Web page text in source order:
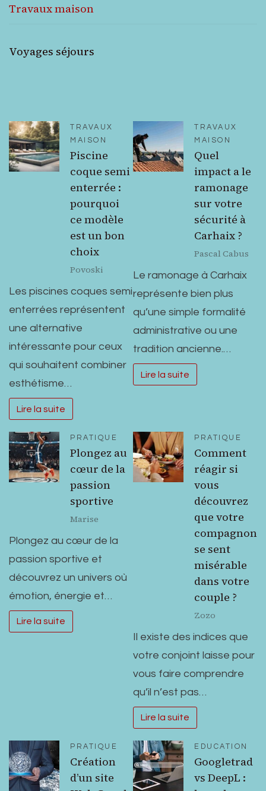
Travaux maison
Voyages séjours
TRAVAUX
MAISON
Piscine
coque semi
enterrée :
pourquoi
ce modèle
est un bon
choix
Povoski
Les piscines coques semi
enterrées représentent
une alternative
intéressante pour ceux
qui souhaitent combiner
esthétisme…
Lire la suite
TRAVAUX
MAISON
Quel
impact a le
ramonage
sur votre
sécurité à
Carhaix ?
Pascal Cabus
Le ramonage à Carhaix
représente bien plus
qu’une simple formalité
administrative ou une
tradition ancienne.…
Lire la suite
PRATIQUE
Plongez au
cœur de la
passion
sportive
Marise
Plongez au cœur de la
passion sportive et
découvrez un univers où
émotion, énergie et…
Lire la suite
PRATIQUE
Comment
réagir si
vous
découvrez
que votre
compagnon
se sent
misérable
dans votre
couple ?
Zozo
Il existe des indices que
votre conjoint laisse pour
vous faire comprendre
qu’il n’est pas…
Lire la suite
PRATIQUE
Création
d’un site
EDUCATION
Googletrad
vs DeepL :